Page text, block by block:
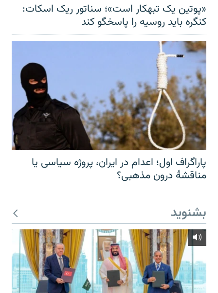
«پوتین یک تبهکار است»؛ سناتور ریک اسکات:
کنگره باید روسیه را پاسخگو کند
پاراگراف اول؛ اعدام در ایران، پروژه سیاسی یا
مناقشهٔ درون مذهبی؟
بشنوید